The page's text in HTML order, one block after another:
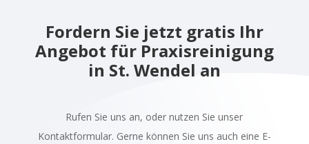
Fordern Sie jetzt gratis Ihr
Angebot für Praxisreinigung
in St. Wendel an
Rufen Sie uns an, oder nutzen Sie unser
Kontaktformular. Gerne können Sie uns auch eine E-